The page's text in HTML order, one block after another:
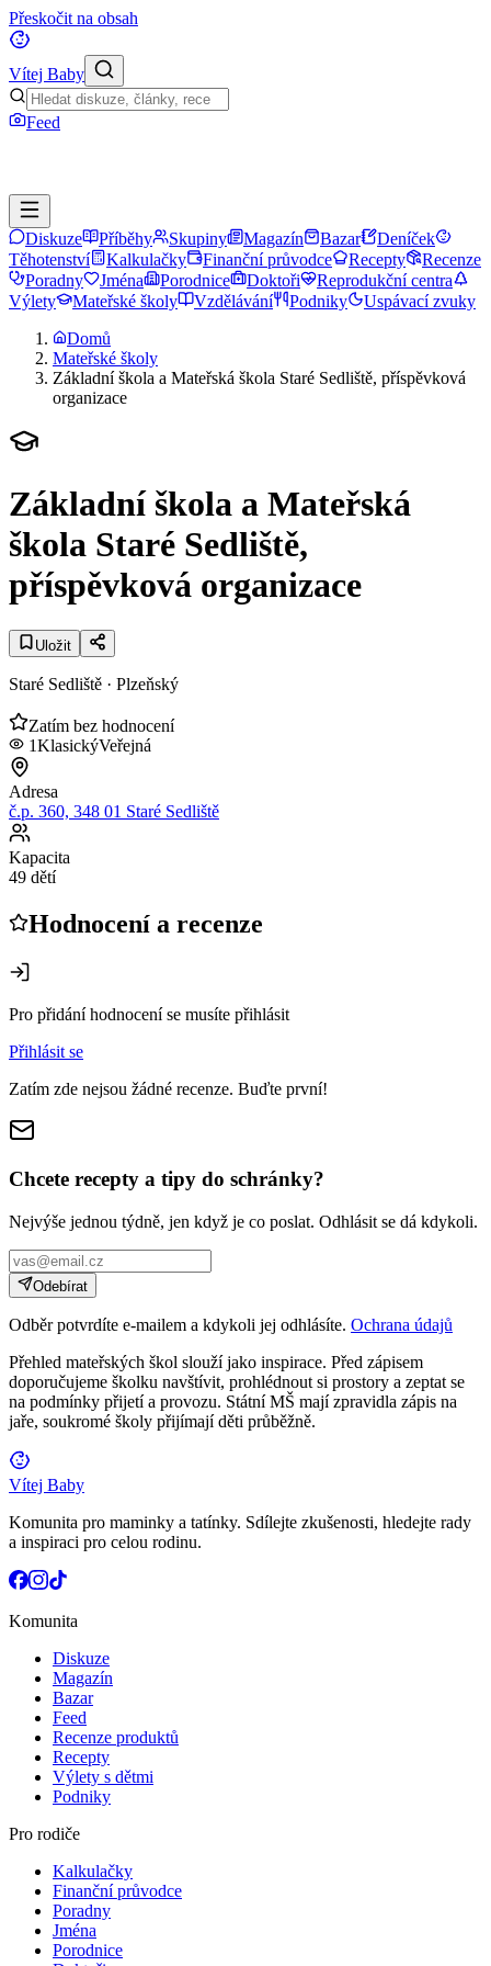
Přeskočit na obsah
Vítej Baby
Feed
Diskuze Příběhy Skupiny Magazín Bazar
Deníček
Těhotenství
Kalkulačky Finanční průvodce Recepty
Recenze
Poradny
Jména Porodnice Doktoři
Reprodukční centra
Výlety
Mateřské školy Vzdělávání Podniky
Uspávací zvuky
Domů
Mateřské školy
Základní škola a Mateřská škola Staré Sedliště, příspěvková
organizace
Základní škola a Mateřská
škola Staré Sedliště,
příspěvková organizace
Uložit
Staré Sedliště · Plzeňský
Zatím bez hodnocení
1KlasickýVeřejná
Adresa
č.p. 360, 348 01 Staré Sedliště
Kapacita
49 dětí
Hodnocení a recenze
Pro přidání hodnocení se musíte přihlásit
Přihlásit se
Zatím zde nejsou žádné recenze. Buďte první!
Chcete recepty a tipy do schránky?
Nejvýše jednou týdně, jen když je co poslat. Odhlásit se dá kdykoli.
Odebírat
Odběr potvrdíte e-mailem a kdykoli jej odhlásíte. Ochrana údajů
Přehled mateřských škol slouží jako inspirace. Před zápisem
doporučujeme školku navštívit, prohlédnout si prostory a zeptat se
na podmínky přijetí a provozu. Státní MŠ mají zpravidla zápis na
jaře, soukromé školy přijímají děti průběžně.
Vítej Baby
Komunita pro maminky a tatínky. Sdílejte zkušenosti, hledejte rady
a inspiraci pro celou rodinu.
Komunita
Diskuze
Magazín
Bazar
Feed
Recenze produktů
Recepty
Výlety s dětmi
Podniky
Pro rodiče
Kalkulačky
Finanční průvodce
Poradny
Jména
Porodnice